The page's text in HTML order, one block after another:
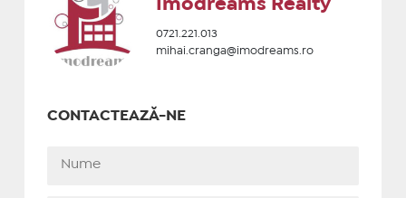
Imodreams Realty
0721.221.013
mihai.cranga@imodreams.ro
CONTACTEAZĂ-NE